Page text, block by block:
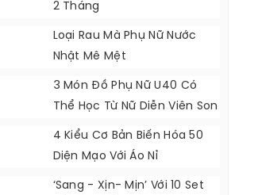
2 Tháng
Loại Rau Mà Phụ Nữ Nước
Nhật Mê Mệt
3 Món Đồ Phụ Nữ U40 Có
Thể Học Từ Nữ Diễn Viên Son
Ye Jin
4 Kiểu Cơ Bản Biến Hóa 50
Diện Mạo Với Áo Nỉ
‘Sang - Xịn- Mịn’ Với 10 Set